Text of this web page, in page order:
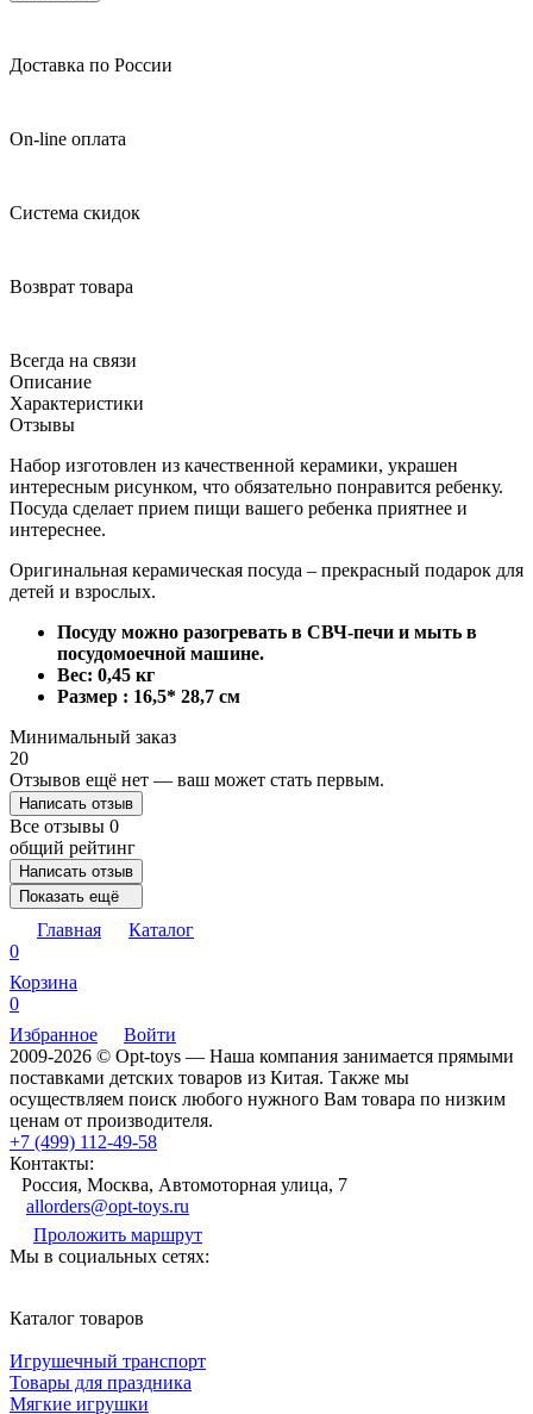
Доставка по России
On-line оплата
Система скидок
Возврат товара
Всегда на связи
Описание
Характеристики
Отзывы
Набор изготовлен из качественной керамики, украшен
интересным рисунком, что обязательно понравится ребенку.
Посуда сделает прием пищи вашего ребенка приятнее и
интереснее.
Оригинальная керамическая посуда – прекрасный подарок для
детей и взрослых.
Посуду можно разогревать в СВЧ-печи и мыть в
посудомоечной машине.
Вес: 0,45 кг
Размер : 16,5* 28,7 см
Минимальный заказ
20
Отзывов ещё нет — ваш может стать первым.
Написать отзыв
Все отзывы 0
общий рейтинг
Написать отзыв
Показать ещё
Главная
Каталог
0
Корзина
0
Избранное
Войти
2009-2026 © Opt-toys — Наша компания занимается прямыми
поставками детских товаров из Китая. Также мы
осуществляем поиск любого нужного Вам товара по низким
ценам от производителя.
+7 (499) 112-49-58
Контакты:
Россия, Москва, Автомоторная улица, 7
allorders@opt-toys.ru
Проложить маршрут
Мы в социальных сетях:
Каталог товаров
Игрушечный транспорт
Товары для праздника
Мягкие игрушки